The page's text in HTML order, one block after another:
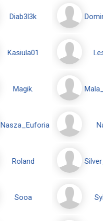
Diab3l3k
Kasiula01
Magik.
Nasza_Euforia
Roland
Sooa